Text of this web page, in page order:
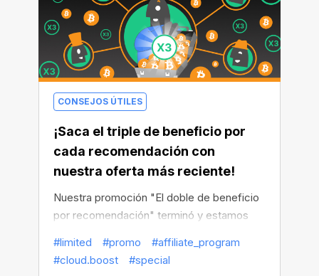
CONSEJOS ÚTILES
¡Saca el triple de beneficio por
cada recomendación con
nuestra oferta más reciente!
Nuestra promoción "El doble de beneficio
por recomendación" terminó y estamos
rentabilizaron. El beneficio doble es bueno,
pero no es suficiente, así que hemos
#limited #promo
#affiliate_program
#cloud.boost
#special